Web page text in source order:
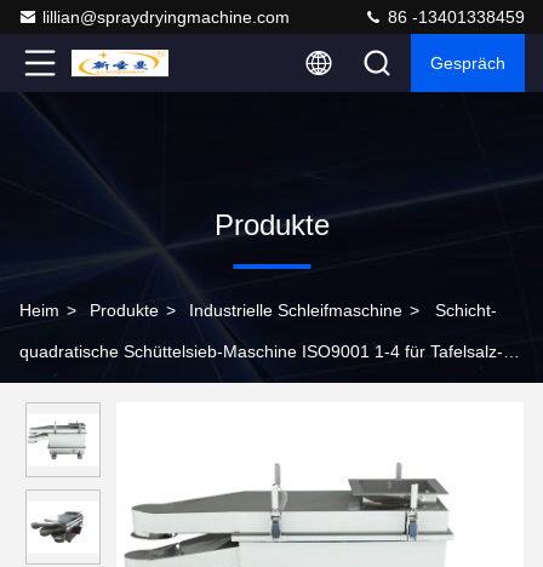
lillian@spraydryingmachine.com 86 -13401338459
Gespräch
Produkte
Heim > Produkte > Industrielle Schleifmaschine > Schicht-
quadratische Schüttelsieb-Maschine ISO9001 1-4 für Tafelsalz-